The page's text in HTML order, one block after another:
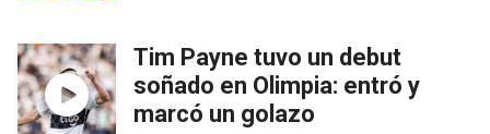
Tim Payne tuvo un debut
soñado en Olimpia: entró y
marcó un golazo